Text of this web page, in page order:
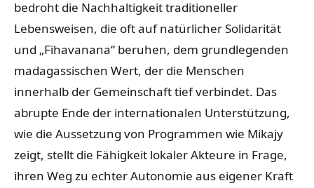
bedroht die Nachhaltigkeit traditioneller
Lebensweisen, die oft auf natürlicher Solidarität
und „Fihavanana“ beruhen, dem grundlegenden
madagassischen Wert, der die Menschen
innerhalb der Gemeinschaft tief verbindet. Das
abrupte Ende der internationalen Unterstützung,
wie die Aussetzung von Programmen wie Mikajy
zeigt, stellt die Fähigkeit lokaler Akteure in Frage,
ihren Weg zu echter Autonomie aus eigener Kraft